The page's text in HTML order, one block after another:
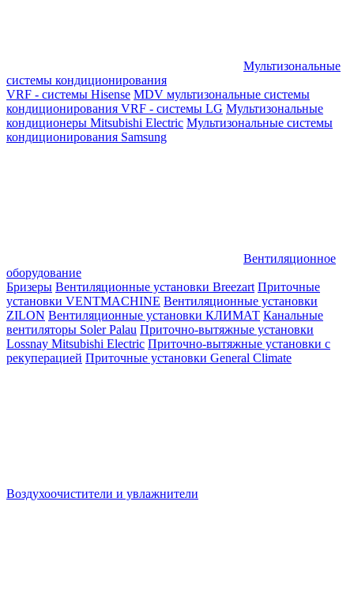
Мультизональные
системы кондиционирования
VRF - системы Hisense MDV мультизональные системы
кондиционирования VRF - системы LG Мультизональные
кондиционеры Mitsubishi Electric Мультизональные системы
кондиционирования Samsung
Вентиляционное
оборудование
Бризеры Вентиляционные установки Breezart Приточные
установки VENTMACHINE Вентиляционные установки
ZILON Вентиляционные установки КЛИМАТ Канальные
вентиляторы Soler Palau Приточно-вытяжные установки
Lossnay Mitsubishi Electric Приточно-вытяжные установки с
рекуперацией Приточные установки General Climate
Воздухоочистители и увлажнители